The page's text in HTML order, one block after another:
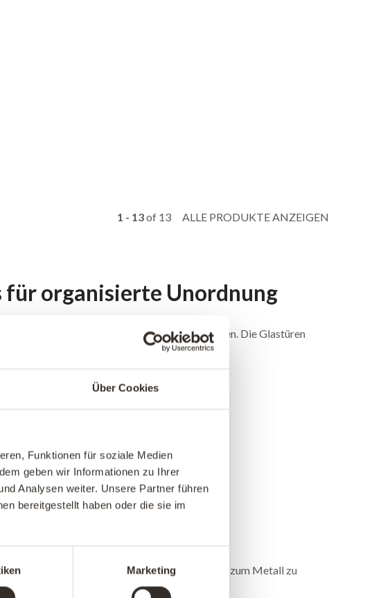
Über Cookies
Funktionen für soziale Medien
geben wir Informationen zu Ihrer
Analysen weiter. Unsere Partner führen
bereitgestellt haben oder die sie im
Marketing
1 - 13of 13 ALLE PRODUKTE ANZEIGEN
organisierte Unordnung
möchten, ohne sie komplett zu verstecken. Die Glastüren
Teil der Einrichtung sein darf.
Formen und Materialien einen schönen Kontrast zum Metall zu